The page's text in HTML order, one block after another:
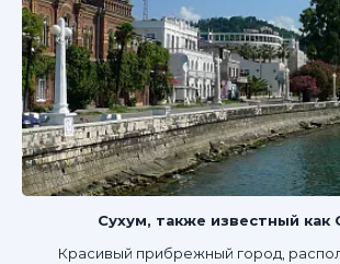
Сухум, также известный как
Красивый прибрежный город,